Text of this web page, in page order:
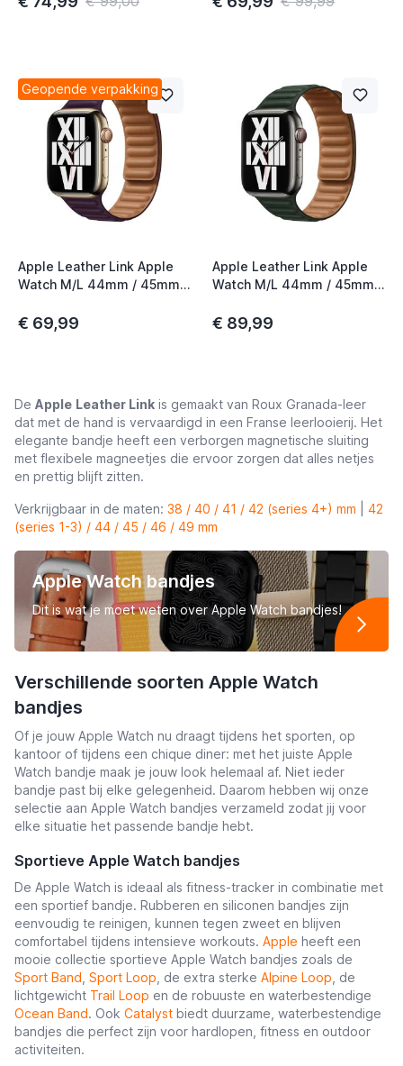
Geopende verpakking
Apple Leather Link Apple
Watch M/L 44mm / 45mm /
€ 69,99
Apple Leather Link Apple
Watch M/L 44mm / 45mm /
Green
€ 89,99
De Apple Leather Link is gemaakt van Roux Granada-leer
dat met de hand is vervaardigd in een Franse leerlooierij. Het
elegante bandje heeft een verborgen magnetische sluiting
met flexibele magneetjes die ervoor zorgen dat alles netjes
en prettig blijft zitten.
Verkrijgbaar in de maten: 38 / 40 / 41 / 42 (series 4+) mm
42
(series 1-3) / 44 / 45 / 46 / 49 mm
Apple Watch bandjes
Dit is wat je moet weten over Apple Watch bandjes!
Verschillende soorten Apple Watch
bandjes
Of je jouw Apple Watch nu draagt tijdens het sporten, op
kantoor of tijdens een chique diner: met het juiste Apple
Watch bandje maak je jouw look helemaal af. Niet ieder
bandje past bij elke gelegenheid. Daarom hebben wij onze
selectie aan Apple Watch bandjes verzameld zodat jij voor
elke situatie het passende bandje hebt.
Sportieve Apple Watch bandjes
De Apple Watch is ideaal als fitness-tracker in combinatie met
een sportief bandje. Rubberen en siliconen bandjes zijn
eenvoudig te reinigen, kunnen tegen zweet en blijven
comfortabel tijdens intensieve workouts. Apple heeft een
mooie collectie sportieve Apple Watch bandjes zoals de
Sport Band Sport Loop , de extra sterke Alpine Loop , de
lichtgewicht Trail Loop en de robuuste en waterbestendige
Ocean Band. Ook Catalyst biedt duurzame, waterbestendige
bandjes die perfect zijn voor hardlopen, fitness en outdoor
activiteiten.